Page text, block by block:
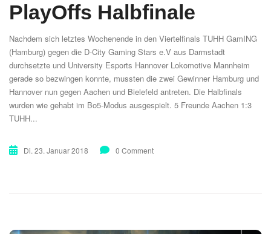
PlayOffs Halbfinale
Nachdem sich letztes Wochenende in den Viertelfinals TUHH GamING
(Hamburg) gegen die D-City Gaming Stars e.V aus Darmstadt
durchsetzte und University Esports Hannover Lokomotive Mannheim
gerade so bezwingen konnte, mussten die zwei Gewinner Hamburg und
Hannover nun gegen Aachen und Bielefeld antreten. Die Halbfinals
wurden wie gehabt im Bo5-Modus ausgespielt. 5 Freunde Aachen 1:3
TUHH...
Di. 23. Januar 2018 0 Comment